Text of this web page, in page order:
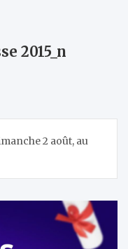
2015_n
2 août, au